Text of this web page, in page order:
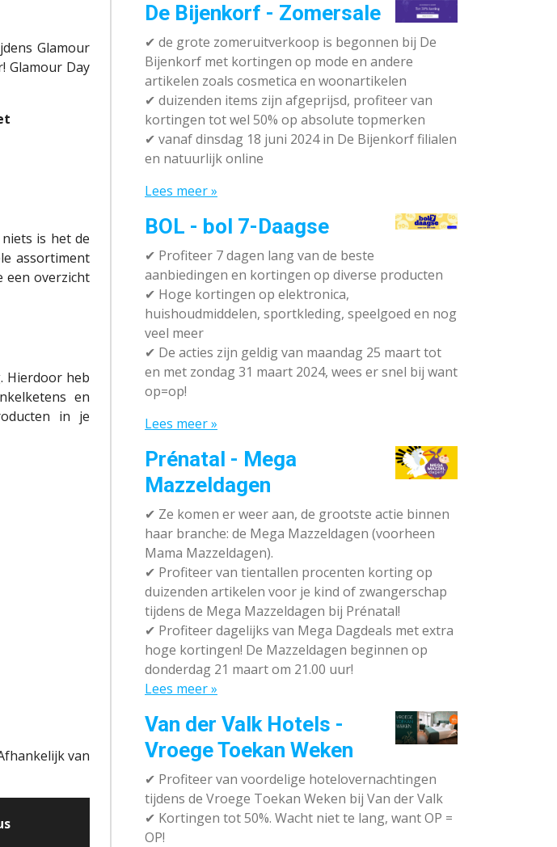
Glamour
Glamour Day
is het de
assortiment
een overzicht
Hierdoor heb
en
in je
van
De Bijenkorf - Zomersale
✔ de grote zomeruitverkoop is begonnen bij De
Bijenkorf met kortingen op mode en andere
artikelen zoals cosmetica en woonartikelen
✔ duizenden items zijn afgeprijsd, profiteer van
kortingen tot wel 50% op absolute topmerken
✔ vanaf dinsdag 18 juni 2024 in De Bijenkorf filialen
en natuurlijk online
Lees meer »
BOL - bol 7-Daagse
✔ Profiteer 7 dagen lang van de beste
aanbiedingen en kortingen op diverse producten
✔ Hoge kortingen op elektronica,
huishoudmiddelen, sportkleding, speelgoed en nog
veel meer
✔ De acties zijn geldig van maandag 25 maart tot
en met zondag 31 maart 2024, wees er snel bij want
op=op!
Lees meer »
Prénatal - Mega
Mazzeldagen
✔ Ze komen er weer aan, de grootste actie binnen
haar branche: de Mega Mazzeldagen (voorheen
Mama Mazzeldagen).
✔ Profiteer van tientallen procenten korting op
duizenden artikelen voor je kind of zwangerschap
tijdens de Mega Mazzeldagen bij Prénatal!
✔ Profiteer dagelijks van Mega Dagdeals met extra
hoge kortingen! De Mazzeldagen beginnen op
donderdag 21 maart om 21.00 uur!
Lees meer »
Van der Valk Hotels -
Vroege Toekan Weken
✔ Profiteer van voordelige hotelovernachtingen
tijdens de Vroege Toekan Weken bij Van der Valk
✔ Kortingen tot 50%. Wacht niet te lang, want OP =
OP!